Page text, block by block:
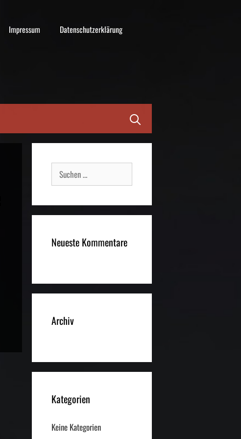
Impressum Datenschutzerklärung
Suche
nach:
Neueste Kommentare
Archiv
Kategorien
Keine Kategorien